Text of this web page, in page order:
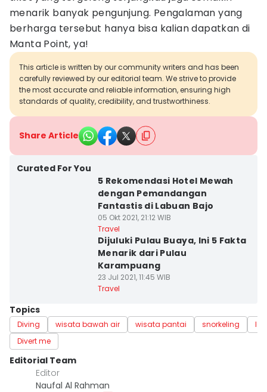
menarik banyak pengunjung. Pengalaman yang
berharga tersebut hanya bisa kalian dapatkan di
Manta Point, ya!
This article is written by our community writers and has been
carefully reviewed by our editorial team. We strive to provide
the most accurate and reliable information, ensuring high
standards of quality, credibility, and trustworthiness.
Share Article
Curated For You
5 Rekomendasi Hotel Mewah
dengan Pemandangan
Fantastis di Labuan Bajo
05 Okt 2021, 21:12 WIB
Travel
Dijuluki Pulau Buaya, Ini 5 Fakta
Menarik dari Pulau
Karampuang
23 Jul 2021, 11:45 WIB
Travel
Topics
Diving wisata bawah air wisata pantai snorkeling
Divert me
Editorial Team
Editor
Naufal Al Rahman